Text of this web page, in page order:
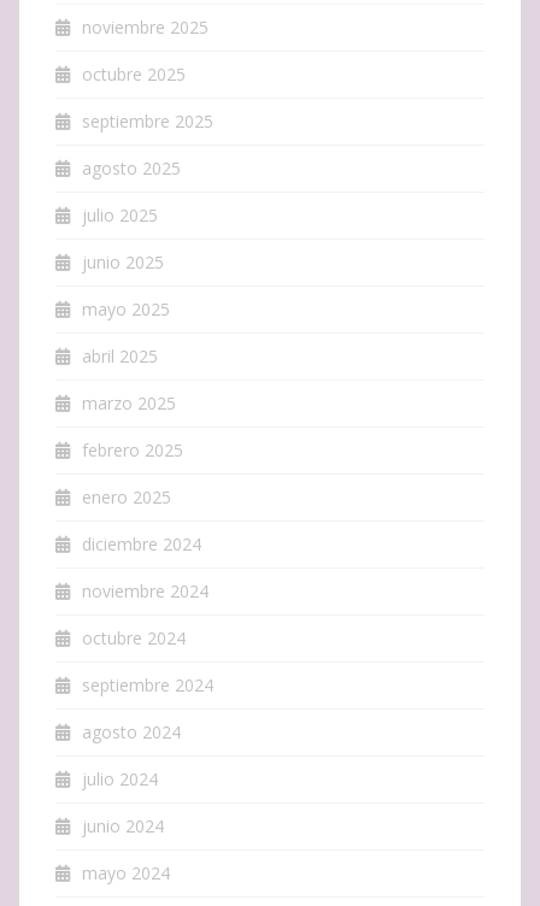
noviembre 2025
octubre 2025
septiembre 2025
agosto 2025
julio 2025
junio 2025
mayo 2025
abril 2025
marzo 2025
febrero 2025
enero 2025
diciembre 2024
noviembre 2024
octubre 2024
septiembre 2024
agosto 2024
julio 2024
junio 2024
mayo 2024